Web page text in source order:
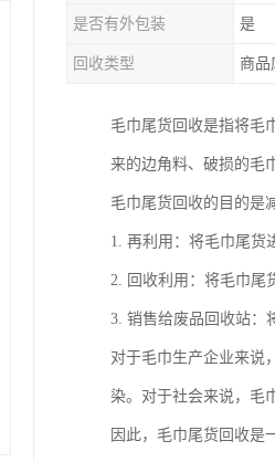
是否有外包装 是
回收类型 商品
毛巾尾货回收是指将毛
来的边角料、破损的毛
毛巾尾货回收的目的是
1. 再利用：将毛巾尾货
2. 回收利用：将毛巾尾
3. 销售给废品回收站：
对于毛巾生产企业来说
染。对于社会来说，毛
因此，毛巾尾货回收是